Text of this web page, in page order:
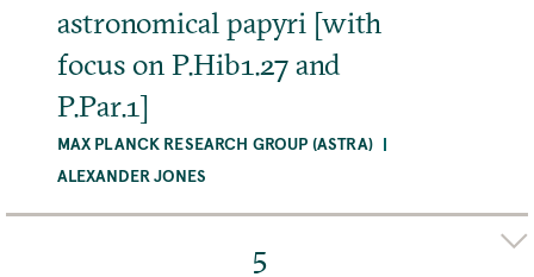
Raum
Room 219
MEHR
astronomical papyri [with
focus on P.Hib1.27 and
P.Par.1]
MAX PLANCK RESEARCH GROUP (ASTRA)
ALEXANDER JONES
5